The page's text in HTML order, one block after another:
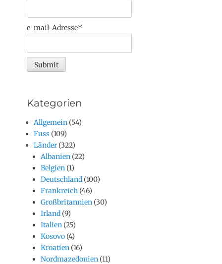
e-mail-Adresse*
Kategorien
Allgemein (54)
Fuss (109)
Länder (322)
Albanien (22)
Belgien (1)
Deutschland (100)
Frankreich (46)
Großbritannien (30)
Irland (9)
Italien (25)
Kosovo (4)
Kroatien (16)
Nordmazedonien (11)